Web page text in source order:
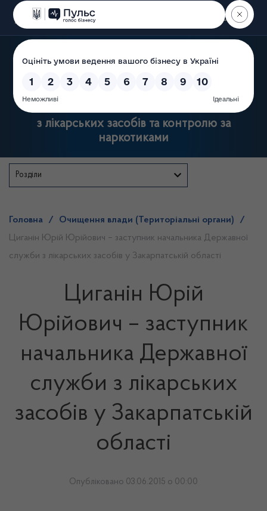
Пошук
Державна служба України
з лікарських засобів та контролю за
наркотиками
Розділи
Головна / Очищення влади (Територіальні органи)
/
Циганін Юрій Юрійович – заступник начальника Державної
служби з лікарських засобів у Закарпатській області
Циганін Юрій
Юрійович – заступник
начальника Державної
служби з лікарських
засобів у Закарпатській
області
Опубліковано 03.06.2015 о 00:00